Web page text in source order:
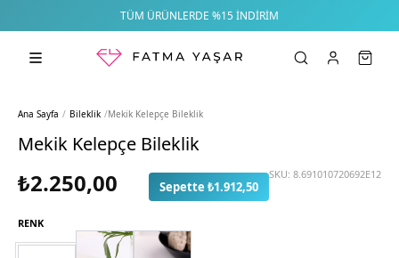
TÜM ÜRÜNLERDE %15 İNDIRIM
Ana Sayfa / Bileklik /Mekik Kelepçe Bileklik
Mekik Kelepçe Bileklik
₺2.250,00 Sepette ₺1.912,50
SKU: 8.691010720692E12
RENK